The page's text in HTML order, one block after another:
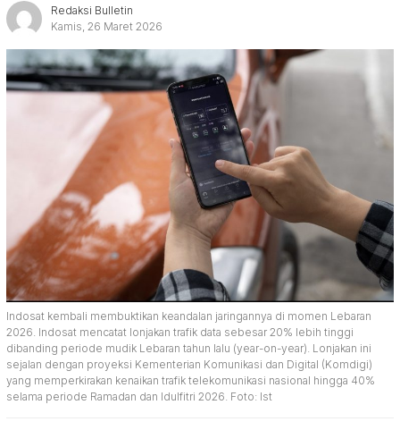
Redaksi Bulletin
Kamis, 26 Maret 2026
Indosat kembali membuktikan keandalan jaringannya di momen Lebaran
2026. Indosat mencatat lonjakan trafik data sebesar 20% lebih tinggi
dibanding periode mudik Lebaran tahun lalu (year-on-year). Lonjakan ini
sejalan dengan proyeksi Kementerian Komunikasi dan Digital (Komdigi)
yang memperkirakan kenaikan trafik telekomunikasi nasional hingga 40%
selama periode Ramadan dan Idulfitri 2026. Foto: Ist